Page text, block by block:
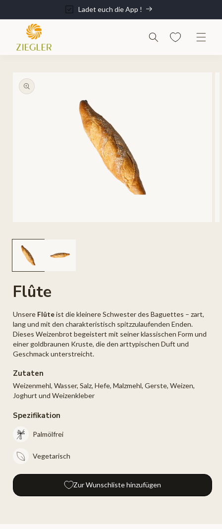
Ladet euch die App !
in
Modal
öffnen
Flûte
Unsere Flûteist die kleinere Schwester des Baguettes – zart,
lang und mit den charakteristisch spitzzulaufenden Enden.
Dieses Weizenbrot begeistert mit seiner klassischen Form und
einer goldbraunen Kruste, die den arttypischen Duft und
Geschmack unterstreicht.
Zutaten
Weizenmehl, Wasser, Salz, Hefe, Malzmehl, Gerste, Weizen,
Joghurt und Weizenkleber
Spezifikation
Palmölfrei
Vegetarisch
Zur Wunschliste hinzufügen